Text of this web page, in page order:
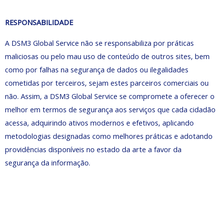
RESPONSABILIDADE
A DSM3 Global Service não se responsabiliza por práticas
maliciosas ou pelo mau uso de conteúdo de outros sites, bem
como por falhas na segurança de dados ou ilegalidades
cometidas por terceiros, sejam estes parceiros comerciais ou
não. Assim, a DSM3 Global Service se compromete a oferecer o
melhor em termos de segurança aos serviços que cada cidadão
acessa, adquirindo ativos modernos e efetivos, aplicando
metodologias designadas como melhores práticas e adotando
providências disponíveis no estado da arte a favor da
segurança da informação.